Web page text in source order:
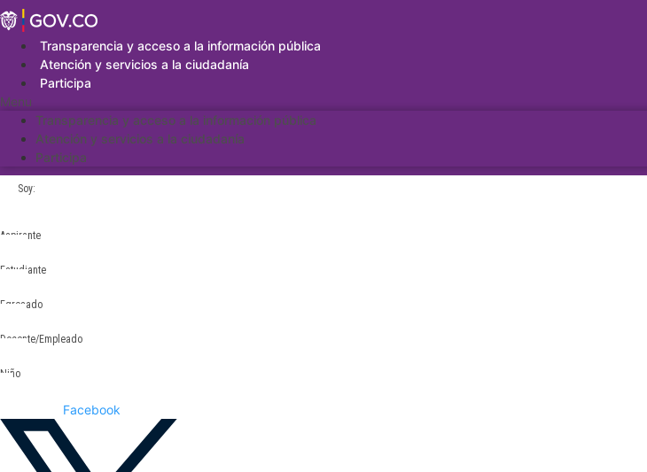
Saltar
al
contenidoTransparencia y acceso a la información pública
Atención y servicios a la ciudadanía
Participa
Menu
Transparencia y acceso a la información pública
Atención y servicios a la ciudadanía
Participa
Soy:
Aspirante
Estudiante
Egresado
Docente/Empleado
Niño
Facebook